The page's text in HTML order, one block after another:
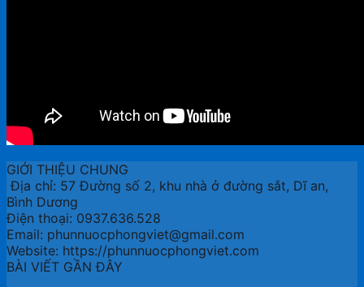
GIỚI THIỆU CHUNG
Địa chỉ: 57 Đường số 2, khu nhà ở đường sắt, Dĩ an,
Bình Dương
Điện thoại: 0937.636.528
Email: phunnuocphongviet@gmail.com
Website: https://phunnuocphongviet.com
BÀI VIẾT GẦN ĐÂY